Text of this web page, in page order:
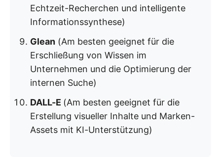
Echtzeit-Recherchen und intelligente
Informationssynthese)
Glean (Am besten geeignet für die
Erschließung von Wissen im
Unternehmen und die Optimierung der
internen Suche)
DALL-E (Am besten geeignet für die
Erstellung visueller Inhalte und Marken-
Assets mit KI-Unterstützung)